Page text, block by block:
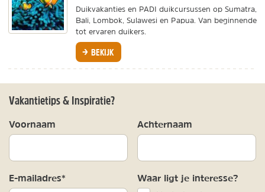
Duikvakanties en PADI duikcursussen op Sumatra,
Bali, Lombok, Sulawesi en Papua. Van beginnende
tot ervaren duikers.
BEKIJK
Vakantietips & Inspiratie?
Voornaam Achternaam
E-mailadres* Waar ligt je interesse?